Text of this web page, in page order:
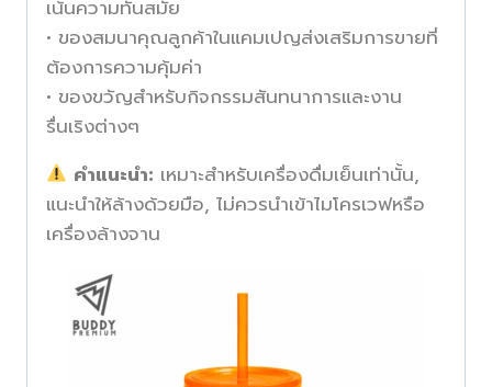
เน้นความทันสมัย
• ของสมนาคุณลูกค้าในแคมเปญส่งเสริมการขายที่
ต้องการความคุ้มค่า
• ของขวัญสำหรับกิจกรรมสันทนาการและงาน
รื่นเริงต่างๆ
คำแนะนำ: เหมาะสำหรับเครื่องดื่มเย็นเท่านั้น,
แนะนำให้ล้างด้วยมือ, ไม่ควรนำเข้าไมโครเวฟหรือ
เครื่องล้างจาน